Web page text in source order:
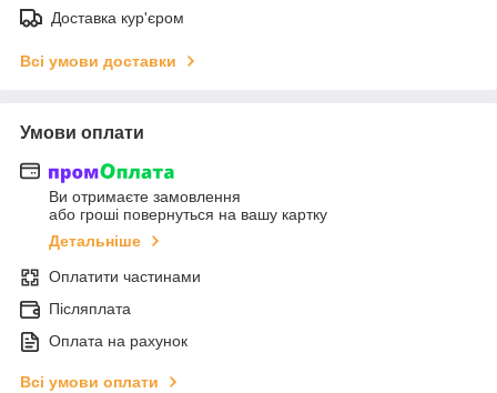
Доставка кур'єром
Всі умови доставки
Умови оплати
Ви отримаєте замовлення
або гроші повернуться на вашу картку
Детальніше
Оплатити частинами
Післяплата
Оплата на рахунок
Всі умови оплати